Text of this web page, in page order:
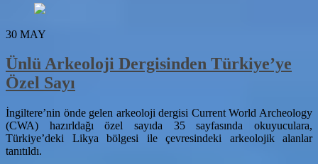
Mirası
Giriyor
30 MAY
Ünlü Arkeoloji Dergisinden Türkiye’ye
Özel Sayı
İngiltere’nin önde gelen arkeoloji dergisi Current World Archeology
(CWA) hazırldağı özel sayıda 35 sayfasında okuyuculara,
Türkiye’deki Likya bölgesi ile çevresindeki arkeolojik alanlar
tanıtıldı.